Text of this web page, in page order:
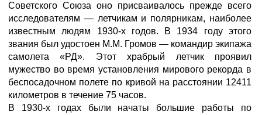
Советского Союза оно присваивалось прежде всего
исследователям — летчикам и полярникам, наиболее
известным людям 1930-х годов. В 1934 году этого
звания был удостоен М.М. Громов — командир экипажа
самолета «РД». Этот храбрый летчик проявил
мужество во время установления мирового рекорда в
беспосадочном полете по кривой на расстоянии 12411
километров в течение 75 часов.
В 1930-х годах были начаты большие работы по